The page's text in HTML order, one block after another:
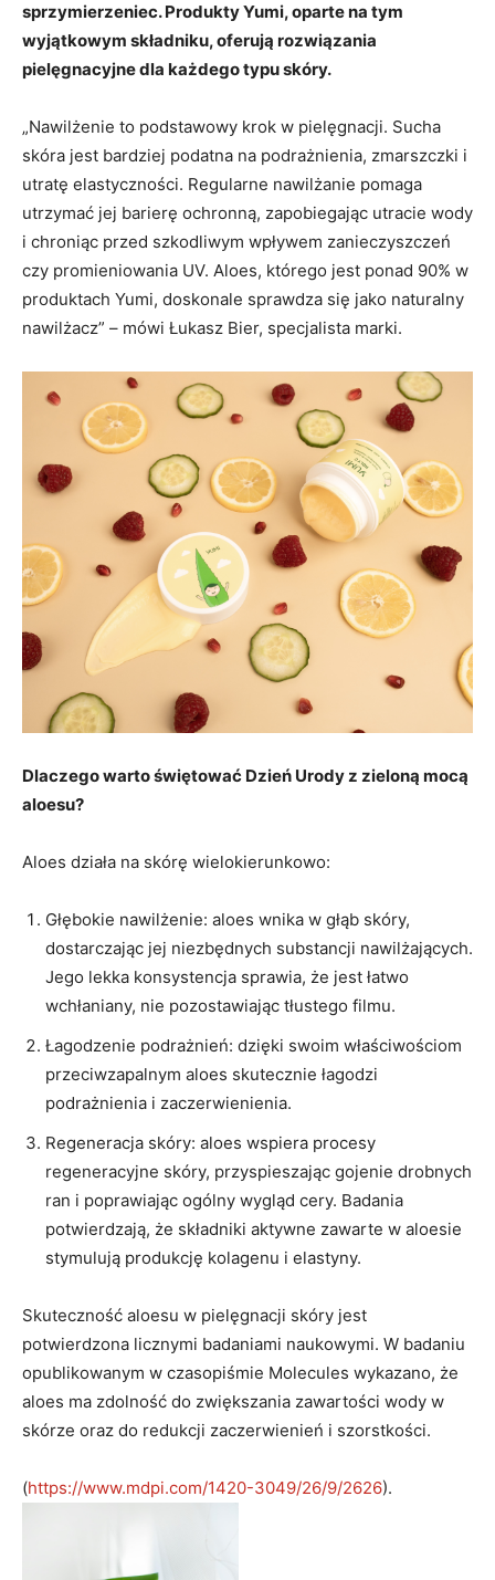
sprzymierzeniec. Produkty Yumi, oparte na tym
wyjątkowym składniku, oferują rozwiązania
pielęgnacyjne dla każdego typu skóry.
„Nawilżenie to podstawowy krok w pielęgnacji. Sucha
skóra jest bardziej podatna na podrażnienia, zmarszczki i
utratę elastyczności. Regularne nawilżanie pomaga
utrzymać jej barierę ochronną, zapobiegając utracie wody
i chroniąc przed szkodliwym wpływem zanieczyszczeń
czy promieniowania UV. Aloes, którego jest ponad 90% w
produktach Yumi, doskonale sprawdza się jako naturalny
nawilżacz” – mówi Łukasz Bier, specjalista marki.
Dlaczego warto świętować Dzień Urody z zieloną mocą
aloesu?
Aloes działa na skórę wielokierunkowo:
Głębokie nawilżenie: aloes wnika w głąb skóry,
dostarczając jej niezbędnych substancji nawilżających.
Jego lekka konsystencja sprawia, że jest łatwo
wchłaniany, nie pozostawiając tłustego filmu.
Łagodzenie podrażnień: dzięki swoim właściwościom
przeciwzapalnym aloes skutecznie łagodzi
podrażnienia i zaczerwienienia.
Regeneracja skóry: aloes wspiera procesy
regeneracyjne skóry, przyspieszając gojenie drobnych
ran i poprawiając ogólny wygląd cery. Badania
potwierdzają, że składniki aktywne zawarte w aloesie
stymulują produkcję kolagenu i elastyny.
Skuteczność aloesu w pielęgnacji skóry jest
potwierdzona licznymi badaniami naukowymi. W badaniu
opublikowanym w czasopiśmie Molecules wykazano, że
aloes ma zdolność do zwiększania zawartości wody w
skórze oraz do redukcji zaczerwienień i szorstkości.
(https://www.mdpi.com/1420-3049/26/9/2626).